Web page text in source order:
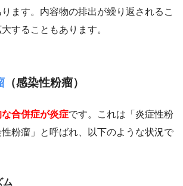
ります。内容物の排出が繰り返されるこ
することもあります。
（感染性粉瘤）
合併症が炎症です。これは「炎症性粉
粉瘤」と呼ばれ、以下のような状況で
ム